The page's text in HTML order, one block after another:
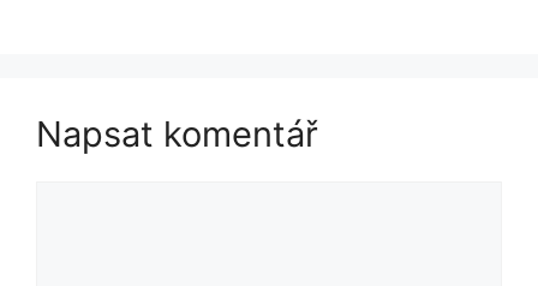
Napsat komentář